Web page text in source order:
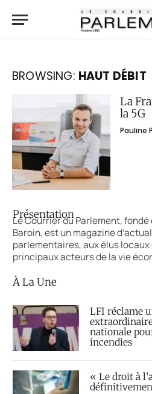
BROWSING: HAUT DÉBIT
La
la 5G
Pauline
Présentation
Le Courrier du Parlement, fondé
Baroin, est un magazine
parlementaires, aux élus locaux
principaux acteurs de la vie
À La Une
LFI réclame
nationale
incendies
« Le droit à